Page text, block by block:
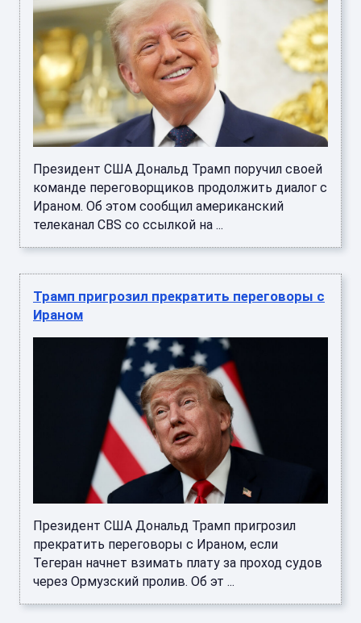
Президент США Дональд Трамп поручил своей
команде переговорщиков продолжить диалог с
Ираном. Об этом сообщил американский
телеканал CBS со ссылкой на ...
Трамп пригрозил прекратить переговоры с
Ираном
Президент США Дональд Трамп пригрозил
прекратить переговоры с Ираном, если
Тегеран начнет взимать плату за проход судов
через Ормузский пролив. Об эт ...